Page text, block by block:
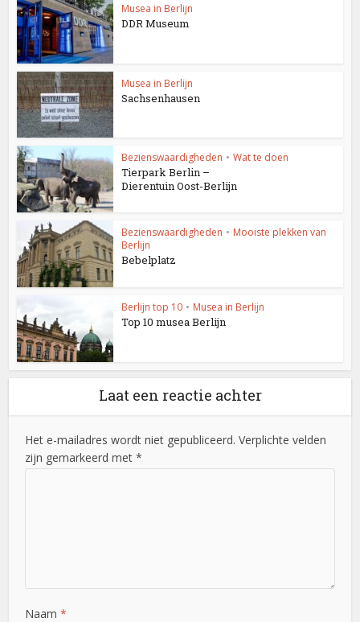
Musea in Berlijn
DDR Museum
Musea in Berlijn
Sachsenhausen
Bezienswaardigheden • Wat te doen
Tierpark Berlin –
Dierentuin Oost-Berlijn
Bezienswaardigheden • Mooiste plekken van
Berlijn
Bebelplatz
Berlijn top 10 • Musea in Berlijn
Top 10 musea Berlijn
Laat een reactie achter
Het e-mailadres wordt niet gepubliceerd. Verplichte velden
zijn gemarkeerd met *
Naam*